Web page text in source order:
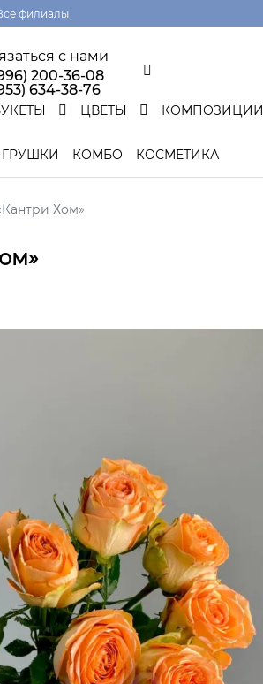
филиалы
с нами
200-36-08
634-38-76
ЦВЕТЫ КОМПОЗИЦИИ
КОМБО КОСМЕТИКА
Хом»